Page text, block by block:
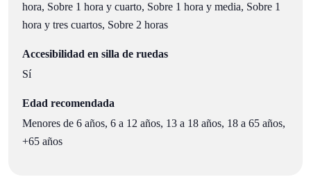
hora, Sobre 1 hora y cuarto, Sobre 1 hora y media, Sobre 1
hora y tres cuartos, Sobre 2 horas
Accesibilidad en silla de ruedas
Sí
Edad recomendada
Menores de 6 años, 6 a 12 años, 13 a 18 años, 18 a 65 años,
+65 años